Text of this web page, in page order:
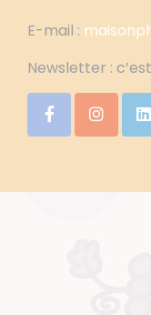
E-mail :
Newsletter :